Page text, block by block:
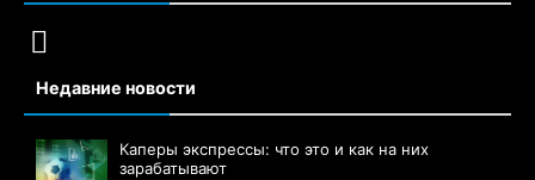
Недавние новости
Каперы экспрессы: что это и как на них
зарабатывают